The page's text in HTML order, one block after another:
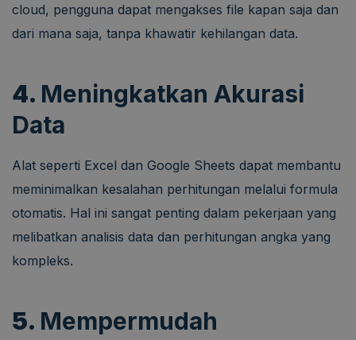
cloud, pengguna dapat mengakses file kapan saja dan
dari mana saja, tanpa khawatir kehilangan data.
4. Meningkatkan Akurasi
Data
Alat seperti Excel dan Google Sheets dapat membantu
meminimalkan kesalahan perhitungan melalui formula
otomatis. Hal ini sangat penting dalam pekerjaan yang
melibatkan analisis data dan perhitungan angka yang
kompleks.
5. Mempermudah